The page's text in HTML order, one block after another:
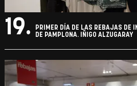
19.
PRIMER DÍA DE LAS REBAJAS DE
DE PAMPLONA. IÑIGO ALZUGARAY